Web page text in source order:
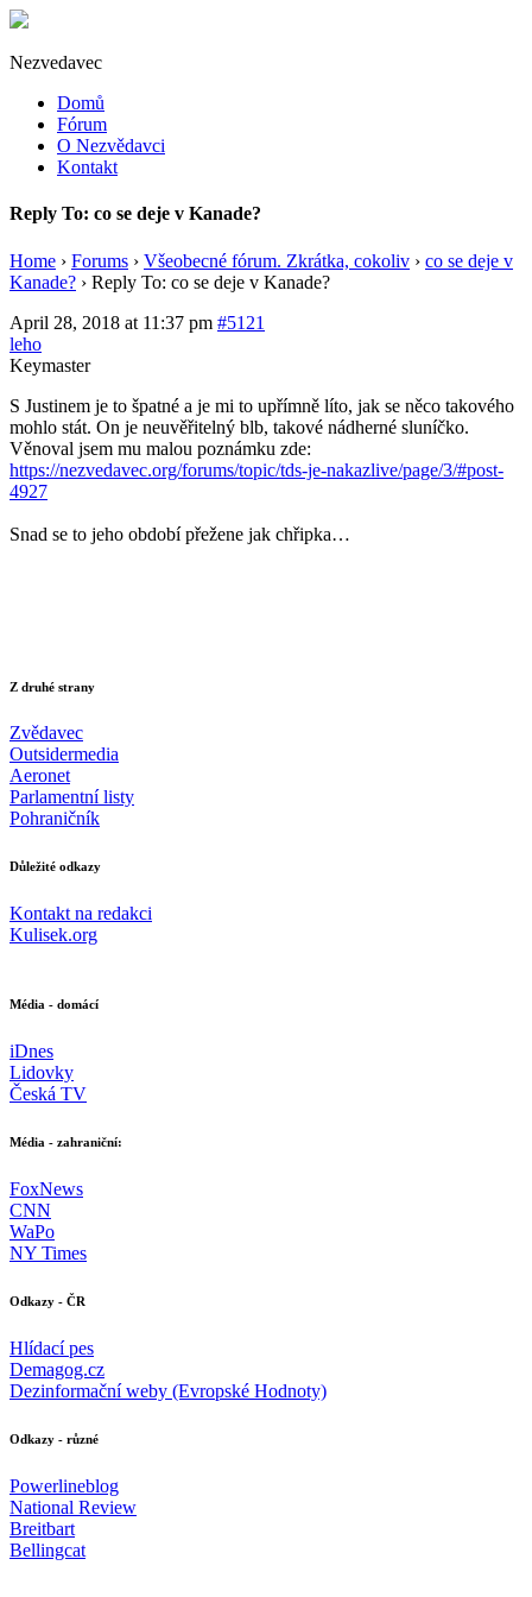
Nezvedavec
Domů
Fórum
O Nezvědavci
Kontakt
Reply To: co se deje v Kanade?
Home › Forums › Všeobecné fórum. Zkrátka, cokoliv › co se deje v
Kanade? › Reply To: co se deje v Kanade?
April 28, 2018 at 11:37 pm #5121
leho
Keymaster
S Justinem je to špatné a je mi to upřímně líto, jak se něco takového
mohlo stát. On je neuvěřitelný blb, takové nádherné sluníčko.
Věnoval jsem mu malou poznámku zde:
https://nezvedavec.org/forums/topic/tds-je-nakazlive/page/3/#post-
4927
Snad se to jeho období přežene jak chřipka…
Z druhé strany
Zvědavec
Outsidermedia
Aeronet
Parlamentní listy
Pohraničník
Důležité odkazy
Kontakt na redakci
Kulisek.org
Média - domácí
iDnes
Lidovky
Česká TV
Média - zahraniční:
FoxNews
CNN
WaPo
NY Times
Odkazy - ČR
Hlídací pes
Demagog.cz
Dezinformační weby (Evropské Hodnoty)
Odkazy - různé
Powerlineblog
National Review
Breitbart
Bellingcat